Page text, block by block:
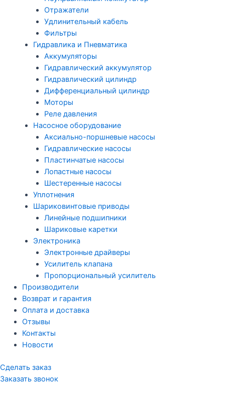
Отражатели
Удлинительный кабель
Фильтры
Гидравлика и Пневматика
Аккумуляторы
Гидравлический аккумулятор
Гидравлический цилиндр
Дифференциальный цилиндр
Моторы
Реле давления
Насосное оборудование
Аксиально-поршневые насосы
Гидравлические насосы
Пластинчатые насосы
Лопастные насосы
Шестеренные насосы
Уплотнения
Шариковинтовые приводы
Линейные подшипники
Шариковые каретки
Электроника
Электронные драйверы
Усилитель клапана
Пропорциональный усилитель
Производители
Возврат и гарантия
Оплата и доставка
Отзывы
Контакты
Новости
Сделать заказ
Заказать звонок